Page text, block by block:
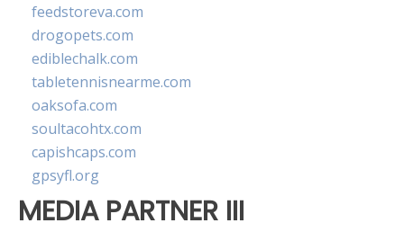
feedstoreva.com
drogopets.com
ediblechalk.com
tabletennisnearme.com
oaksofa.com
soultacohtx.com
capishcaps.com
gpsyfl.org
MEDIA PARTNER III